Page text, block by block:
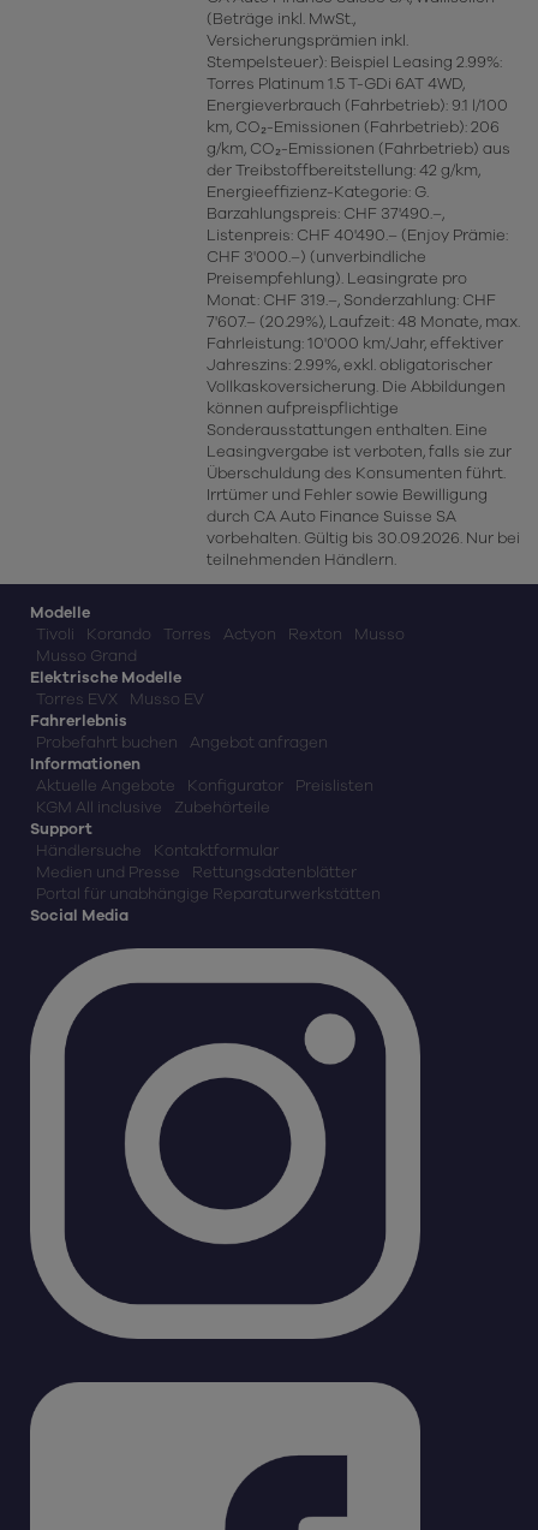
(Beträge inkl. MwSt.,
Versicherungsprämien inkl.
Stempelsteuer): Beispiel Leasing 2.99%:
Torres Platinum 1.5 T-GDi 6AT 4WD,
Energieverbrauch (Fahrbetrieb): 9.1 l/100
km, CO₂-Emissionen (Fahrbetrieb): 206
g/km, CO₂-Emissionen (Fahrbetrieb) aus
der Treibstoffbereitstellung: 42 g/km,
Energieeffizienz-Kategorie: G.
Barzahlungspreis: CHF 37'490.–,
Listenpreis: CHF 40'490.– (Enjoy Prämie:
CHF 3'000.–) (unverbindliche
Preisempfehlung). Leasingrate pro
Monat: CHF 319.–, Sonderzahlung: CHF
7'607.– (20.29%), Laufzeit: 48 Monate, max.
Fahrleistung: 10'000 km/Jahr, effektiver
Jahreszins: 2.99%, exkl. obligatorischer
Vollkaskoversicherung. Die Abbildungen
können aufpreispflichtige
Sonderausstattungen enthalten. Eine
Leasingvergabe ist verboten, falls sie zur
Überschuldung des Konsumenten führt.
Irrtümer und Fehler sowie Bewilligung
durch CA Auto Finance Suisse SA
vorbehalten. Gültig bis 30.09.2026. Nur bei
teilnehmenden Händlern.
Modelle
Tivoli
Korando Torres Actyon Rexton
Musso
Musso Grand
Elektrische Modelle
Torres EVX
Musso EV
Fahrerlebnis
Probefahrt buchen
Angebot anfragen
Informationen
Aktuelle Angebote
Konfigurator
Preislisten
KGM All inclusive
Zubehörteile
Support
Händlersuche
Kontaktformular
Medien und Presse
Rettungsdatenblätter
Portal für unabhängige Reparaturwerkstätten
Social Media